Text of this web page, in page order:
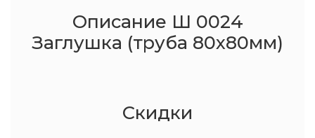
Описание Ш 0024
Заглушка (труба 80х80мм)
Скидки